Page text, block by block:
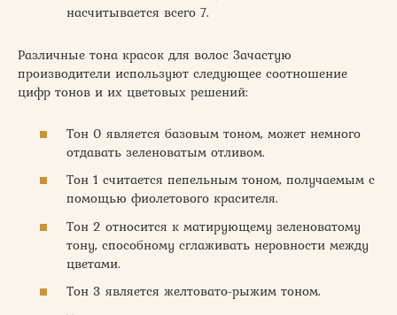
насчитывается всего 7.
Различные тона красок для волос Зачастую
производители используют следующее соотношение
цифр тонов и их цветовых решений:
Тон 0 является базовым тоном, может немного
отдавать зеленоватым отливом.
Тон 1 считается пепельным тоном, получаемым с
помощью фиолетового красителя.
Тон 2 относится к матирующему зеленоватому
тону, способному сглаживать неровности между
цветами.
Тон 3 является желтовато-рыжим тоном.